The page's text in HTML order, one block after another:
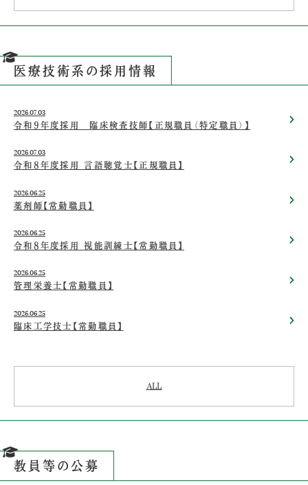
医療技術系の採用情報
2026.07.03
令和9年度採用 臨床検査技師【正規職員（特定職員）】
2026.07.03
令和8年度採用 言語聴覚士【正規職員】
2026.06.25
薬剤師【常勤職員】
2026.06.25
令和8年度採用 視能訓練士【常勤職員】
2026.06.25
管理栄養士【常勤職員】
2026.06.25
臨床工学技士【常勤職員】
ALL
教員等の公募